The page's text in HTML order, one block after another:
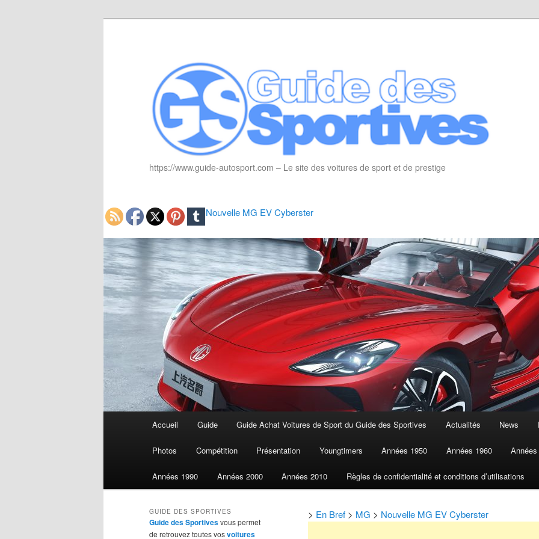
https://www.guide-autosport.com – Le site des voitures de sport et de prestige
Nouvelle MG EV Cyberster
Aller
au
principal
Accueil Guide Guide Achat Voitures de Sport du Guide des Sportives Actualités News
Photos Compétition Présentation Youngtimers Années 1950 Années 1960
Années 1990 Années 2000 Années 2010 Règles de confidentialité et conditions d’utilisations
> En Bref > MG > Nouvelle MG EV Cyberster
GUIDE DES SPORTIVES
Guide des Sportivesvous permet
de retrouvez toutes vosvoitures